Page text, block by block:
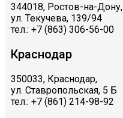
344018, Ростов-на-Дону,
ул. Текучева, 139/94
тел.: +7 (863) 306-56-00
Краснодар
350033, Краснодар,
ул. Ставропольская, 5 Б
тел.: +7 (861) 214-98-92